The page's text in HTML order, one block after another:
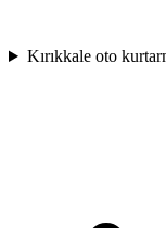
Kırıkkale oto